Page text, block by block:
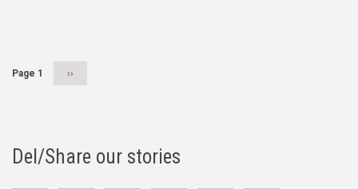
Page 1
Next
››
Del/Share our stories